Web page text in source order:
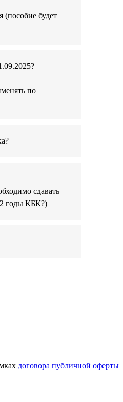
(пособие будет
по
сдавать
годы КБК?)
договора публичной оферты